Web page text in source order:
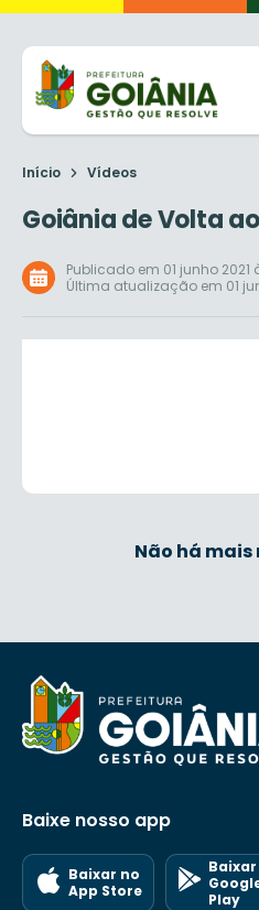
Início Vídeos
Goiânia de Volta
Publicado em 01 junho 2021
Última atualização em 01
Não há
Baixe nosso app
Baixar no
App Store
Play